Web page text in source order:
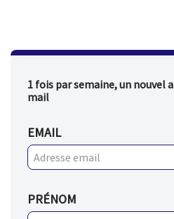
1 fois par semaine, un
mail
EMAIL
PRÉNOM